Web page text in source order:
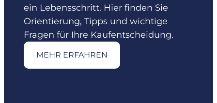
ein Lebensschritt. Hier finden Sie
Orientierung, Tipps und wichtige
Fragen für Ihre Kaufentscheidung.
MEHR ERFAHREN